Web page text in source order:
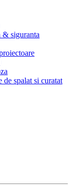
& siguranta
de spalat si curatat